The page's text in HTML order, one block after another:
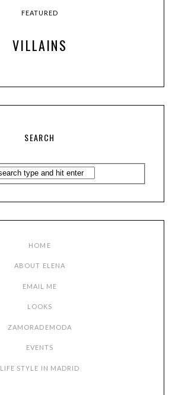
FEATURED
VILLAINS
SEARCH
HOME
ABOUT ELENA
EMAIL ME
LOOKS
ZAMORADEMODA
EVENTS
LIFE STYLE IN MADRID